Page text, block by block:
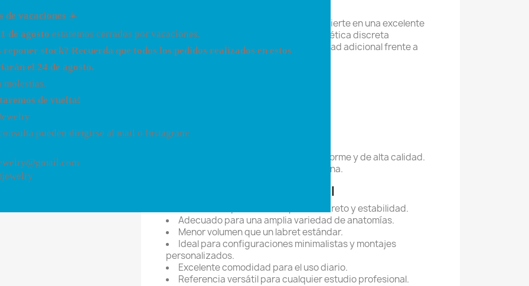
Gracias a su tamaño intermedio, se convierte en una excelente
alternativa para quienes desean una estética discreta
manteniendo una sensación de estabilidad adicional frente a
bases más pequeñas.
Base plana de 3 mm.
Pulido a mano para un acabado uniforme y de alta calidad.
Compatible con tops de Rosca Interna.
Ventajas para el profesional
Excelente equilibrio entre perfil discreto y estabilidad.
Adecuado para una amplia variedad de anatomías.
Menor volumen que un labret estándar.
Ideal para configuraciones minimalistas y montajes
personalizados.
Excelente comodidad para el uso diario.
Referencia versátil para cualquier estudio profesional.
de vacaciones ☀️
de agosto estaremos cerrados por vacaciones.
reponer stock? Recuerda que todos los pedidos realizados en estos
el 24 de agosto.
molestias.
de vuelta!
pueden dirigirse al mail o Instagram: